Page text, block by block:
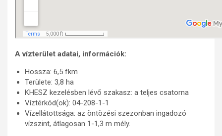
A vízterület adatai, információk:
Hossza: 6,5 fkm
Területe: 3,8 ha
KHESZ kezelésben lévő szakasz: a teljes csatorna
Víztérkód(ok): 04-208-1-1
Vízellátottsága: az öntözési szezonban ingadozó
vízszint, átlagosan 1-1,3 m mély.